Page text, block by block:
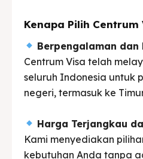
Kenapa Pilih Centrum
Berpengalaman dan
Centrum Visa telah
seluruh Indonesia untuk
negeri, termasuk ke
Harga Terjangkau
Kami menyediakan
kebutuhan Anda tanpa